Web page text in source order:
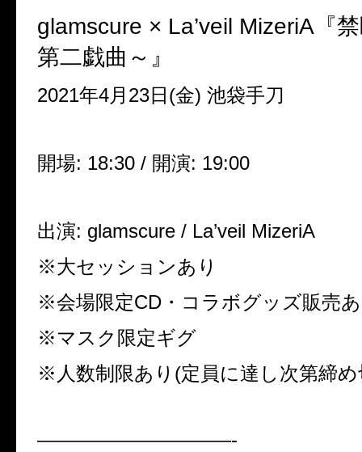
glamscure × La’veil MizeriA『
第二戯曲～』
2021年4月23日(金) 池袋手刀
開場: 18:30 / 開演: 19:00
出演: glamscure / La’veil MizeriA
※大セッションあり
※会場限定CD・コラボグッズ販売
※マスク限定ギグ
※人数制限あり(定員に達し次第締
——————————-